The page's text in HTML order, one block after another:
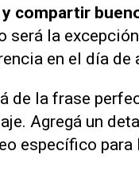
y compartir
será la
en el día de
de la frase
Agregá un
específico para